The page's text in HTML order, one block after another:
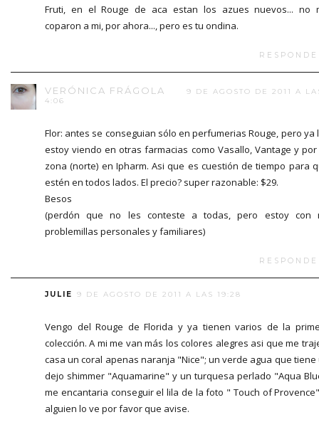
Fruti, en el Rouge de aca estan los azues nuevos... no
coparon a mi, por ahora..., pero es tu ondina.
VERÓNICA FRÁGOLA
9 DE AGOSTO DE 2011 A
4:06
Flor: antes se conseguian sólo en perfumerias Rouge, pero ya
estoy viendo en otras farmacias como Vasallo, Vantage y por
zona (norte) en Ipharm. Asi que es cuestión de tiempo para
estén en todos lados. El precio? super razonable: $29.
Besos
(perdón que no les conteste a todas, pero estoy con
problemillas personales y familiares)
JULIE 9 DE AGOSTO DE 2011 A LAS 19:28
Vengo del Rouge de Florida y ya tienen varios de la
colección. A mi me van más los colores alegres asi que me
casa un coral apenas naranja "Nice"; un verde agua que tiene
dejo shimmer "Aquamarine" y un turquesa perlado "Aqua
me encantaria conseguir el lila de la foto " Touch of
alguien lo ve por favor que avise.